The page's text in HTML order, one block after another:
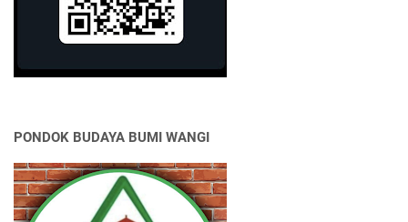
PONDOK BUDAYA BUMI WANGI